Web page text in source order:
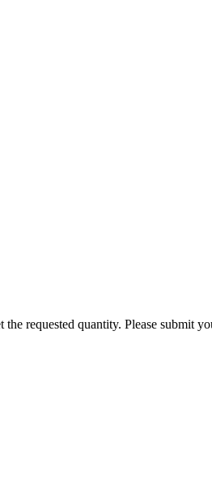
requested quantity. Please submit